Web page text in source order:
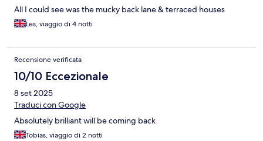
All I could see was the mucky back lane & terraced houses
Les, viaggio di 4 notti
Recensione verificata
10/10 Eccezionale
8 set 2025
Traduci con Google
Absolutely brilliant will be coming back
Tobias, viaggio di 2 notti